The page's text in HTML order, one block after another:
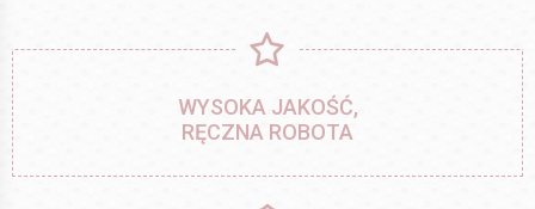
WYSOKA JAKOŚĆ,
RĘCZNA ROBOTA